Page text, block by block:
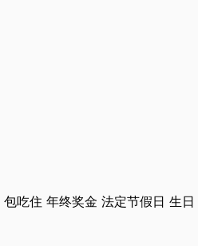
包吃住 年终奖金 法定节假日 生日